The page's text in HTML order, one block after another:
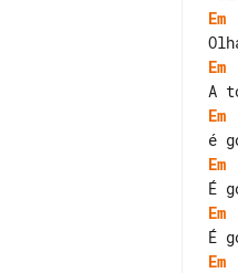
Em
Em
Em
Em
Em
Em